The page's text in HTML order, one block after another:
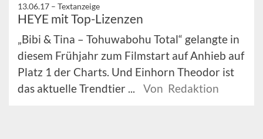
13.06.17 – Textanzeige
HEYE mit Top-Lizenzen
„Bibi & Tina – Tohuwabohu Total“ gelangte in
diesem Frühjahr zum Filmstart auf Anhieb auf
Platz 1 der Charts. Und Einhorn Theodor ist
das aktuelle Trendtier ...
Von Redaktion